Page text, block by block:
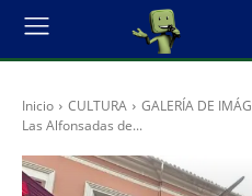
Inicio CULTURA
GALERÍA DE
Las Alfonsadas de...